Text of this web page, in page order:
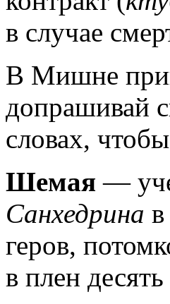
в случае
В Мишне
допрашивай
словах,
Шемая —
Санхедрина
геров,
в плен